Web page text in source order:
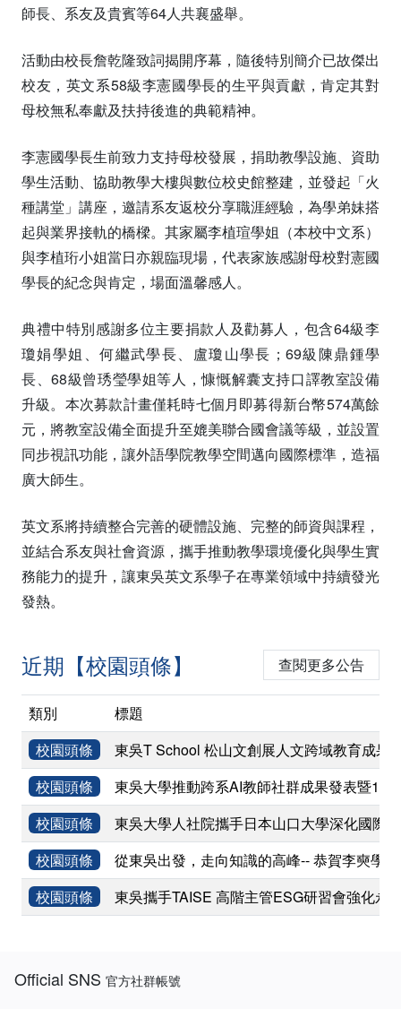
師長、系友及貴賓等64人共襄盛舉。
活動由校長詹乾隆致詞揭開序幕，隨後特別簡介已故傑出
校友，英文系58級李憲國學長的生平與貢獻，肯定其對
母校無私奉獻及扶持後進的典範精神。
李憲國學長生前致力支持母校發展，捐助教學設施、資助
學生活動、協助教學大樓與數位校史館整建，並發起「火
種講堂」講座，邀請系友返校分享職涯經驗，為學弟妹搭
起與業界接軌的橋樑。其家屬李植瑄學姐（本校中文系）
與李植珩小姐當日亦親臨現場，代表家族感謝母校對憲國
學長的紀念與肯定，場面溫馨感人。
典禮中特別感謝多位主要捐款人及勸募人，包含64級李
瓊娟學姐、何繼武學長、盧瓊山學長；69級陳鼎鍾學
長、68級曾琇瑩學姐等人，慷慨解囊支持口譯教室設備
升級。本次募款計畫僅耗時七個月即募得新台幣574萬餘
元，將教室設備全面提升至媲美聯合國會議等級，並設置
同步視訊功能，讓外語學院教學空間邁向國際標準，造福
廣大師生。
英文系將持續整合完善的硬體設施、完整的師資與課程，
並結合系友與社會資源，攜手推動教學環境優化與學生實
務能力的提升，讓東吳英文系學子在專業領域中持續發光
發熱。
近期【校園頭條】 查閱更多公告
類別
標題
校園頭條
東吳T School 松山文創展人文跨域教育成果
校園頭條
東吳大學推動跨系AI教師社群成果發表暨
校園頭條
東吳大學人社院攜手日本山口大學深化國際
校園頭條
從東吳出發，走向知識的高峰-- 恭賀李奭學
校園頭條
東吳攜手TAISE 高階主管ESG研習會強化永
Official SNS官方社群帳號